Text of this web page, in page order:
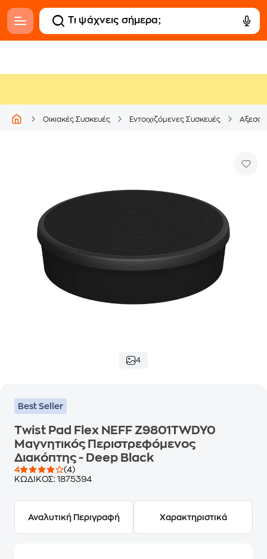
Οικιακές Συσκευές Εντοιχιζόμενες Συσκευές
4
Best Seller
Twist Pad Flex NEFF Z9801TWDY0
Μαγνητικός Περιστρεφόμενος
Διακόπτης - Deep Black
4
(4)
ΚΩΔΙΚΟΣ: 1875394
Αναλυτική Περιγραφή Χαρακτηριστικά